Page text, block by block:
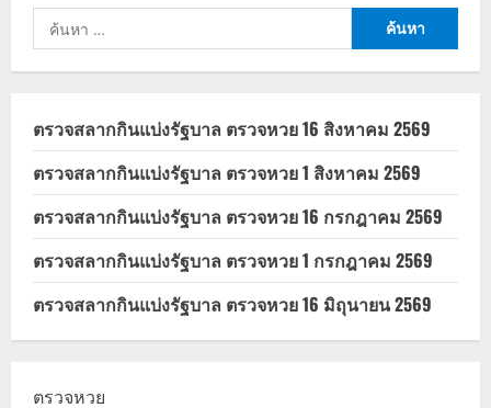
ฝาก
ตู้
ค้นหา
สำหรับ:
ตรวจสลากกินแบ่งรัฐบาล ตรวจหวย 16 สิงหาคม 2569
ตรวจสลากกินแบ่งรัฐบาล ตรวจหวย 1 สิงหาคม 2569
ตรวจสลากกินแบ่งรัฐบาล ตรวจหวย 16 กรกฎาคม 2569
ตรวจสลากกินแบ่งรัฐบาล ตรวจหวย 1 กรกฎาคม 2569
ตรวจสลากกินแบ่งรัฐบาล ตรวจหวย 16 มิถุนายน 2569
ตรวจหวย